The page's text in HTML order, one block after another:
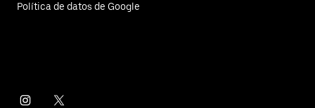
Política de datos de Google